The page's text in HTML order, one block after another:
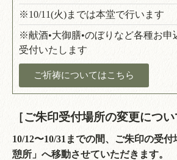
※10/11(火)までは本堂で行います
※献酒•大御膳•のぼりなど各種お申
受付いたします
ご祈祷についてはこちら
［ご朱印受付場所の変更につい
10/12〜10/31までの間、ご朱印の受
憩所」へ移動させていただきます。